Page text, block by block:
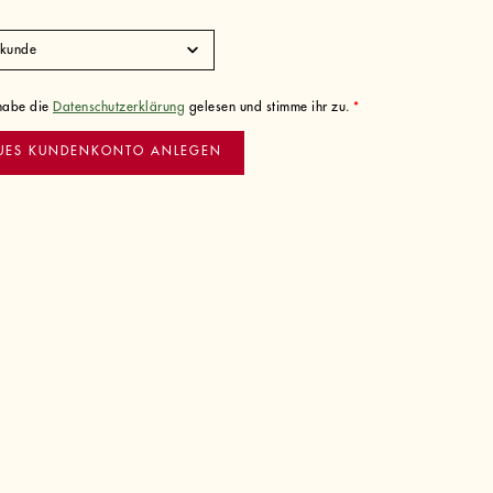
die Datenschutzerklärung gelesen und stimme ihr zu. *
KUNDENKONTO ANLEGEN